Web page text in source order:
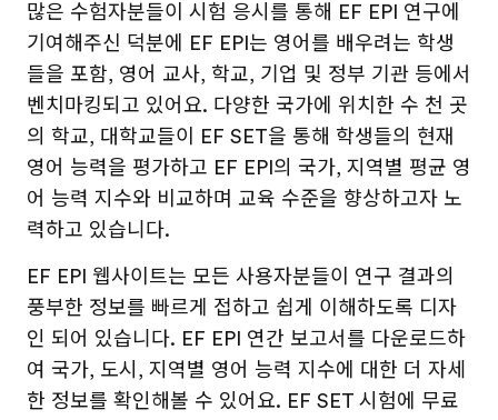
많은 수험자분들이 시험 응시를 통해 EF EPI 연구에
기여해주신 덕분에 EF EPI는 영어를 배우려는 학생
들을 포함, 영어 교사, 학교, 기업 및 정부 기관 등에서
벤치마킹되고 있어요. 다양한 국가에 위치한 수 천 곳
의 학교, 대학교들이 EF SET을 통해 학생들의 현재
영어 능력을 평가하고 EF EPI의 국가, 지역별 평균 영
어 능력 지수와 비교하며 교육 수준을 향상하고자 노
력하고 있습니다.
EF EPI 웹사이트는 모든 사용자분들이 연구 결과의
풍부한 정보를 빠르게 접하고 쉽게 이해하도록 디자
인 되어 있습니다. EF EPI 연간 보고서를 다운로드하
여 국가, 도시, 지역별 영어 능력 지수에 대한 더 자세
한 정보를 확인해볼 수 있어요. EF SET 시험에 무료